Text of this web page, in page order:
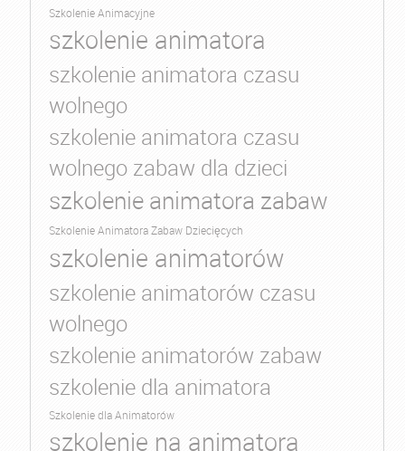
Szkolenie Animacyjne
szkolenie animatora
szkolenie animatora czasu
wolnego
szkolenie animatora czasu
wolnego zabaw dla dzieci
szkolenie animatora zabaw
Szkolenie Animatora Zabaw Dziecięcych
szkolenie animatorów
szkolenie animatorów czasu
wolnego
szkolenie animatorów zabaw
szkolenie dla animatora
Szkolenie dla Animatorów
szkolenie na animatora